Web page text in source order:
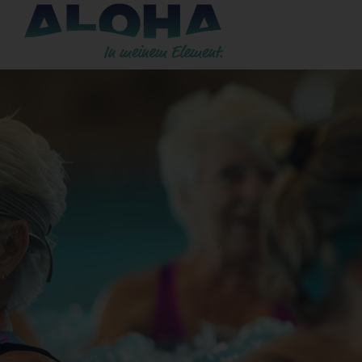
STARTSEITE
WOHNMOBILSTELLPLATZ
HALLENBAD
BELEGUNGSPLAN